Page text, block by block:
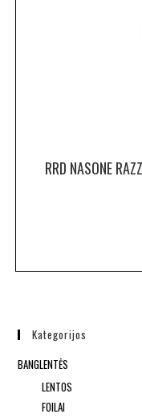
RRD NASONE
Kategorijos
BANGLENTĖS
LENTOS
FOILAI